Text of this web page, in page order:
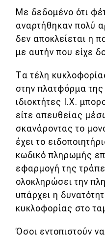
Αγορά
Απόψεις
Δοκιμή
Αποστολή
Συγκρίνουμε
Αγώνες
Formula 1
WRC
Με δεδομένο ότι
αναρτήθηκαν πολύ
δεν αποκλείεται η
με αυτήν που είχε
Τα τέλη
στην πλατφόρμα
ιδιοκτήτες Ι.Χ.
είτε απευθείας
σκανάροντας το
έχει το
κωδικό πληρωμής
εφαρμογή της
ολοκληρώσει την
υπάρχει η
κυκλοφορίας στο
Όσοι εντοπιστούν